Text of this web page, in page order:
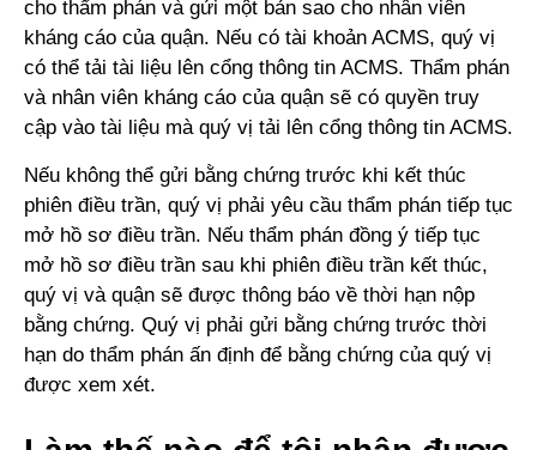
cho thẩm phán và gửi một bản sao cho nhân viên
kháng cáo của quận. Nếu có tài khoản ACMS, quý vị
có thể tải tài liệu lên cổng thông tin ACMS. Thẩm phán
và nhân viên kháng cáo của quận sẽ có quyền truy
cập vào tài liệu mà quý vị tải lên cổng thông tin ACMS.
Nếu không thể gửi bằng chứng trước khi kết thúc
phiên điều trần, quý vị phải yêu cầu thẩm phán tiếp tục
mở hồ sơ điều trần. Nếu thẩm phán đồng ý tiếp tục
mở hồ sơ điều trần sau khi phiên điều trần kết thúc,
quý vị và quận sẽ được thông báo về thời hạn nộp
bằng chứng. Quý vị phải gửi bằng chứng trước thời
hạn do thẩm phán ấn định để bằng chứng của quý vị
được xem xét.